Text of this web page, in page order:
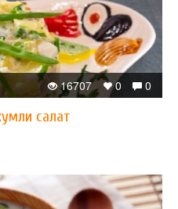
0
0
16707
салат